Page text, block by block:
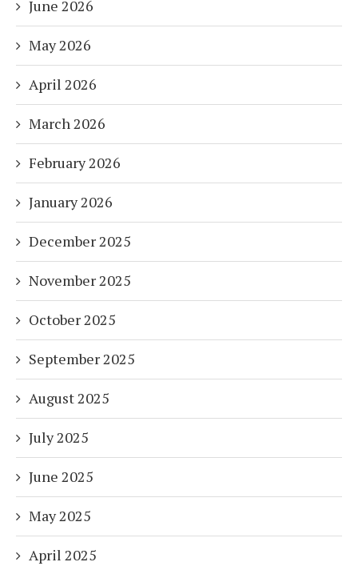
June 2026
May 2026
April 2026
March 2026
February 2026
January 2026
December 2025
November 2025
October 2025
September 2025
August 2025
July 2025
June 2025
May 2025
April 2025